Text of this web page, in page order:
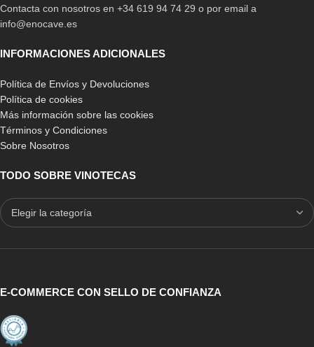
Contacta con nosotros en +34 619 94 74 29 o por email a
info@enocave.es
INFORMACIONES ADICIONALES
Política de Envíos y Devoluciones
Política de cookies
Más información sobre las cookies
Términos y Condiciones
Sobre Nosotros
TODO SOBRE VINOTECAS
E-COMMERCE CON SELLO DE CONFIANZA